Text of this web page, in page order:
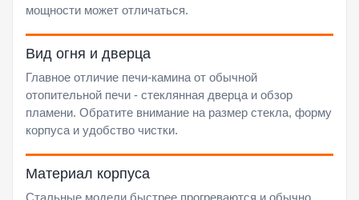
мощности может отличаться.
Вид огня и дверца
Главное отличие печи-камина от обычной
отопительной печи - стеклянная дверца и обзор
пламени. Обратите внимание на размер стекла, форму
корпуса и удобство чистки.
Материал корпуса
Стальные модели быстрее прогреваются и обычно